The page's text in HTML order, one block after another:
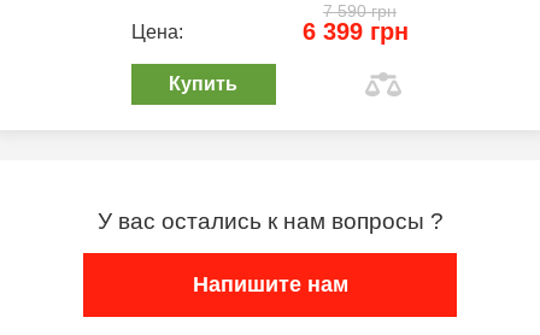
7 590 грн
Цена: 6 399 грн
Купить
У вас остались к нам вопросы ?
Напишите нам